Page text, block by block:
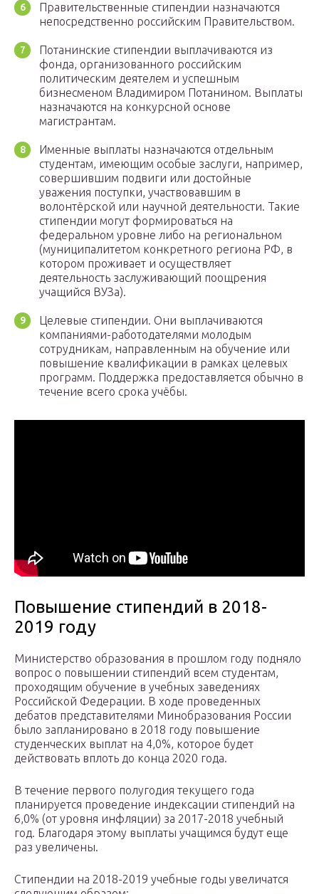
Правительственные стипендии назначаются
непосредственно российским Правительством.
Потанинские стипендии выплачиваются из
фонда, организованного российским
политическим деятелем и успешным
бизнесменом Владимиром Потанином. Выплаты
назначаются на конкурсной основе
магистрантам.
Именные выплаты назначаются отдельным
студентам, имеющим особые заслуги, например,
совершившим подвиги или достойные
уважения поступки, участвовавшим в
волонтёрской или научной деятельности. Такие
стипендии могут формироваться на
федеральном уровне либо на региональном
(муниципалитетом конкретного региона РФ, в
котором проживает и осуществляет
деятельность заслуживающий поощрения
учащийся ВУЗа).
Целевые стипендии. Они выплачиваются
компаниями-работодателями молодым
сотрудникам, направленным на обучение или
повышение квалификации в рамках целевых
программ. Поддержка предоставляется обычно в
течение всего срока учёбы.
Повышение стипендий в 2018-
2019 году
Министерство образования в прошлом году подняло
вопрос о повышении стипендий всем студентам,
проходящим обучение в учебных заведениях
Российской Федерации. В ходе проведенных
дебатов представителями Минобразования России
было запланировано в 2018 году повышение
студенческих выплат на 4,0%, которое будет
действовать вплоть до конца 2020 года.
В течение первого полугодия текущего года
планируется проведение индексации стипендий на
6,0% (от уровня инфляции) за 2017-2018 учебный
год. Благодаря этому выплаты учащимся будут еще
раз увеличены.
Стипендии на 2018-2019 учебные годы увеличатся